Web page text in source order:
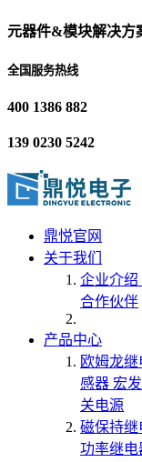
元器件&模块解决方
全国服务热线
400 1386 882
139 0230 5242
鼎悦官网
关于我们
企业介绍
合作伙伴
产品中心
欧姆龙继
感器 宏
关电源
磁保持继
功率继电